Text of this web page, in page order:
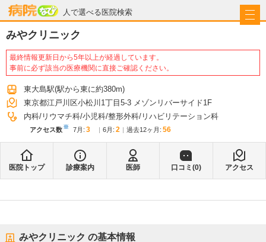
人で選べる医院検索
病院なび
みやクリニック
最終情報更新日から5年以上が経過しています。
事前に必ず該当の医療機関に直接ご確認ください。
東大島駅(駅から東に約380m)
東京都江戸川区小松川1丁目5-3 メゾンリバーサイド1F
内科 リウマチ科 小児科 整形外科 リハビリテーション科
アクセス数※ 7月 : 3 6月 : 2 過去12ヶ月: 56
医院トップ 診療案内 医師 口コミ(0) アクセス
みやクリニック の基本情報